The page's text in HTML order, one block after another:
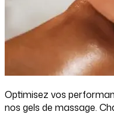
Optimisez vos
nos gels de massage.